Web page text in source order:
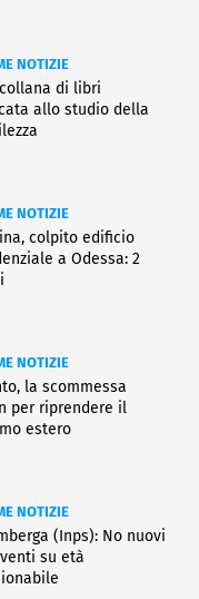
NOTIZIE
di libri
allo studio della
NOTIZIE
colpito edificio
a Odessa: 2
NOTIZIE
la scommessa
per riprendere il
estero
NOTIZIE
(Inps): No nuovi
su età